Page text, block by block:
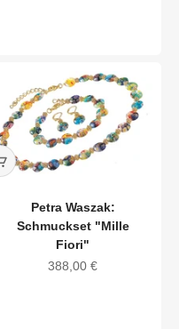
Petra Waszak:
Schmuckset "Mille
Fiori"
Angebot
388,00 €